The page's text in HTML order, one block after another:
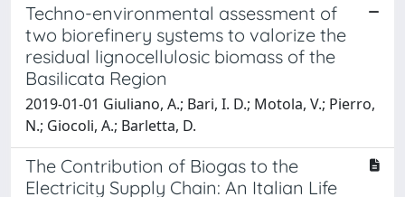
Techno-environmental assessment of
two biorefinery systems to valorize the
residual lignocellulosic biomass of the
Basilicata Region
2019-01-01 Giuliano, A.; Bari, I. D.; Motola, V.; Pierro,
N.; Giocoli, A.; Barletta, D.
The Contribution of Biogas to the
Electricity Supply Chain: An Italian Life